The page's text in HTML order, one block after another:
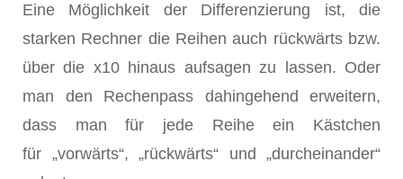
Eine Möglichkeit der Differenzierung ist, die
starken Rechner die Reihen auch rückwärts bzw.
über die x10 hinaus aufsagen zu lassen. Oder
man den Rechenpass dahingehend erweitern,
dass man für jede Reihe ein Kästchen
für „vorwärts“, „rückwärts“ und „durcheinander“